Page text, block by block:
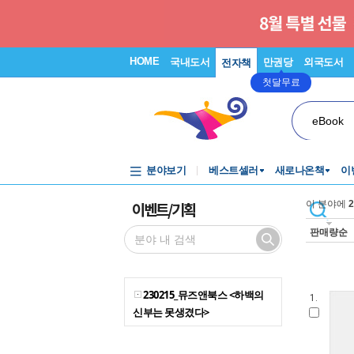
HOME 국내도서 전자책 만권당
첫달무료
외국도서
eBook
분야보기 베스트셀러 새로나온책 이
이벤트/기획
230215_뮤즈앤북스 <하백의
신부는 못생겼다>
이 분야에 2
판매량순
1.